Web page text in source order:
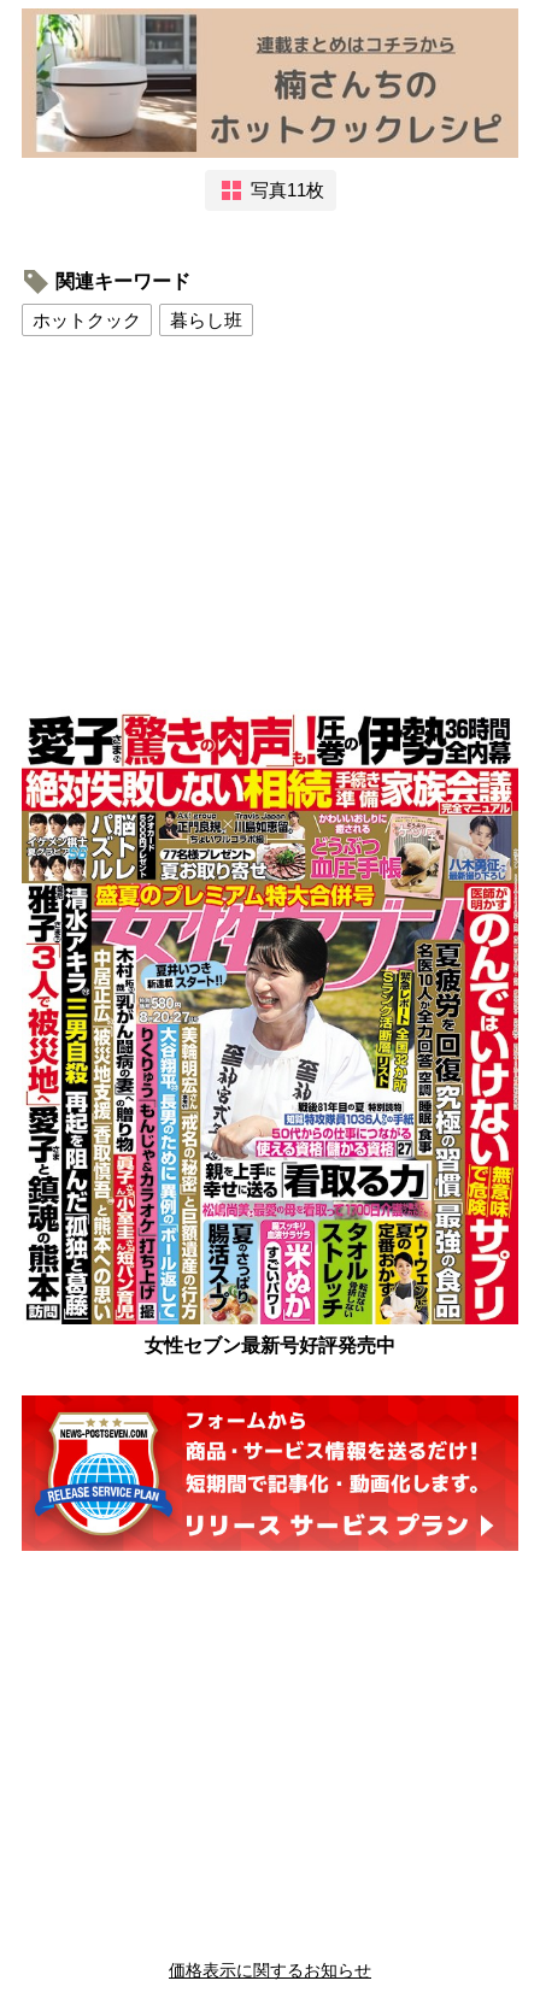
写真11枚
関連キーワード
ホットクック
暮らし班
女性セブン最新号好評発売中
価格表示に関するお知らせ